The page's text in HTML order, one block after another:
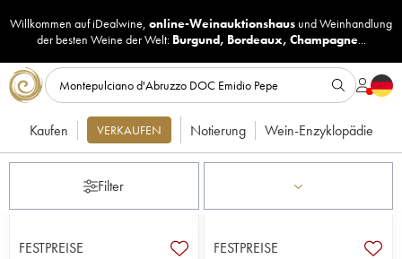
Willkommen auf iDealwine, online-Weinauktionshaus undWeinhandlung
der besten Weine der Welt: Burgund, Bordeaux, Champagne...
Kaufen VERKAUFEN Notierung Wein-Enzyklopädie
Filter
FESTPREISE FESTPREISE